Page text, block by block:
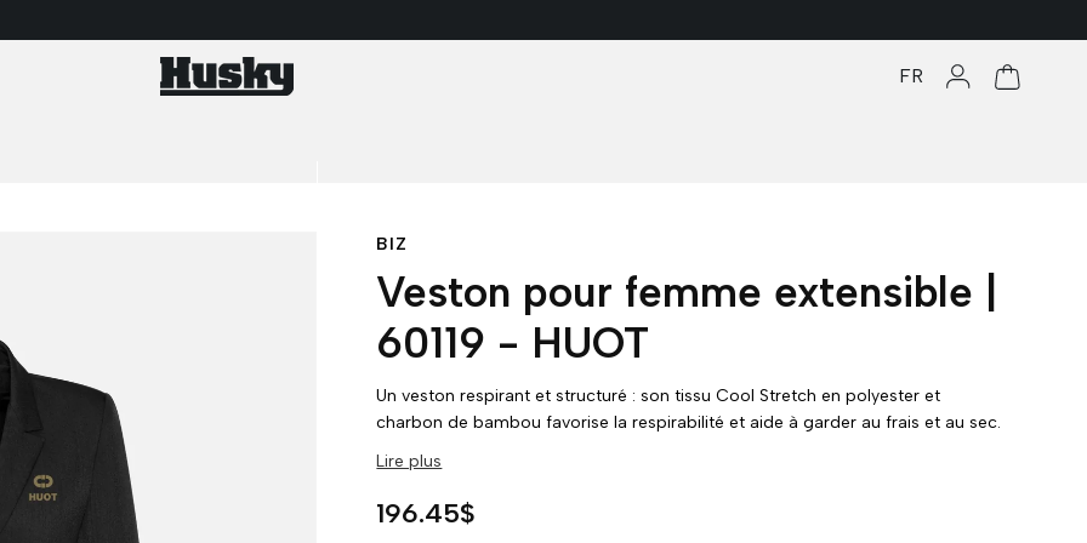
FR Se connecter
Panier
BIZ
Veston pour femme extensible |
60119 - HUOT
Un veston respirant et structuré : son tissu Cool Stretch en polyester et
charbon de bambou favorise la respirabilité et aide à garder au frais et au sec.
Lire plus
Prix habituel
196.45$